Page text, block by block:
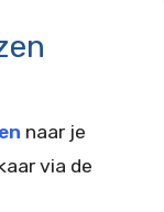
naar je
via de